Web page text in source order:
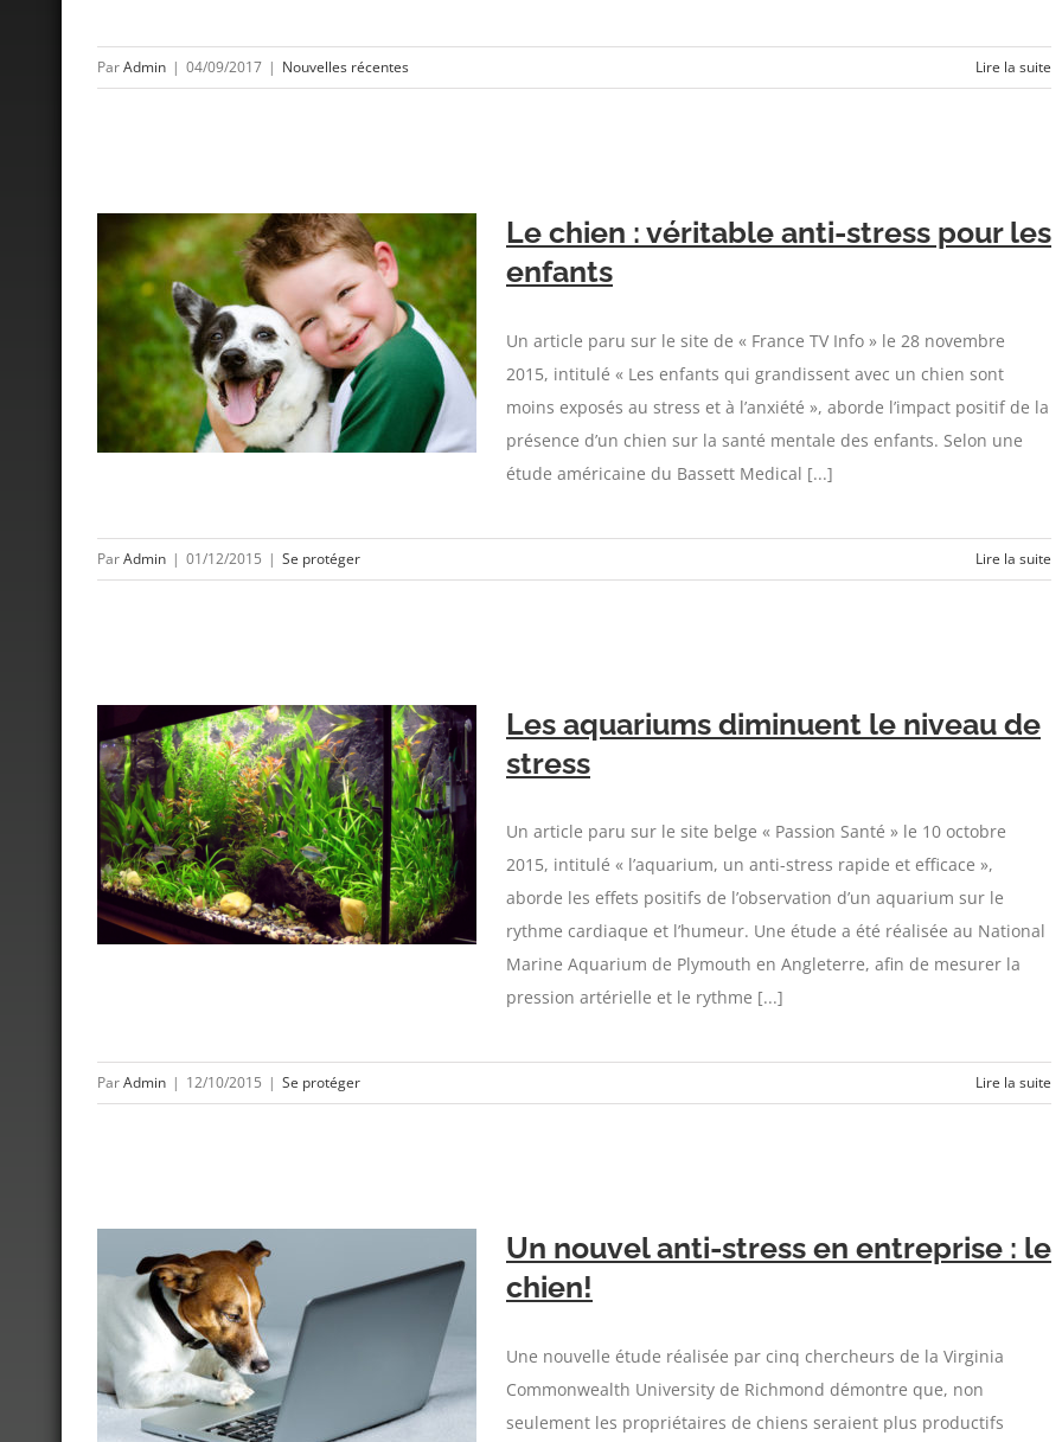
ParAdmin | 04/09/2017 | Nouvelles récentes Lire la suite
Le chien : véritable anti-stress pour les
enfants
Un article paru sur le site de « France TV Info » le 28 novembre
2015, intitulé « Les enfants qui grandissent avec un chien sont
moins exposés au stress et à l’anxiété », aborde l’impact positif de la
présence d’un chien sur la santé mentale des enfants. Selon une
étude américaine du Bassett Medical [...]
ParAdmin | 01/12/2015 | Se protéger Lire la suite
Les aquariums diminuent le niveau de
stress
Un article paru sur le site belge « Passion Santé » le 10 octobre
2015, intitulé « l’aquarium, un anti-stress rapide et efficace »,
aborde les effets positifs de l’observation d’un aquarium sur le
rythme cardiaque et l’humeur. Une étude a été réalisée au National
Marine Aquarium de Plymouth en Angleterre, afin de mesurer la
pression artérielle et le rythme [...]
ParAdmin | 12/10/2015 | Se protéger Lire la suite
Un nouvel anti-stress en entreprise : le
chien!
Une nouvelle étude réalisée par cinq chercheurs de la Virginia
Commonwealth University de Richmond démontre que, non
seulement les propriétaires de chiens seraient plus productifs